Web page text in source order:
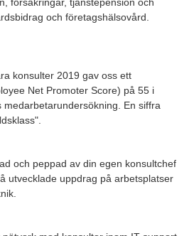
och företagshälsovård.
konsulter 2019 gav oss ett
Net Promoter Score) på 55 i
En siffra
och peppad av din egen konsultchef
utvecklade uppdrag på arbetsplatser